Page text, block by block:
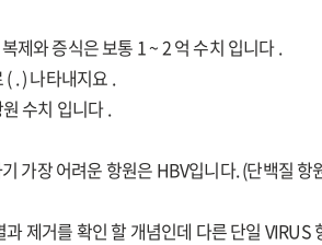
제와 증식은 보통 1 ~ 2 억 수치 입니다 .
. ) 나타내지요 .
수치 입니다 .
가장 어려운 항원은 HBV입니다. (단백질
제거를 확인 할 개념인데 다른 단일 VIRUS